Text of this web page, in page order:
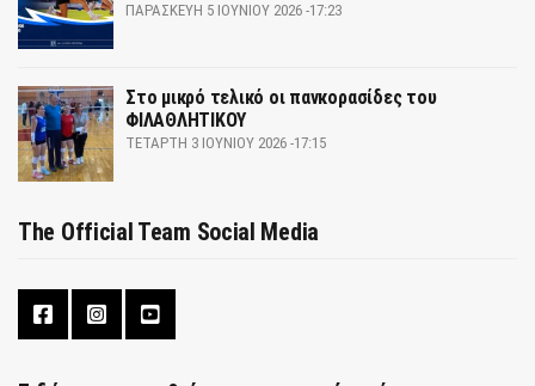
ΠΑΡΑΣΚΕΥΉ 5 ΙΟΥΝΊΟΥ 2026 -17:23
Στο μικρό τελικό οι πανκορασίδες του
ΦΙΛΑΘΛΗΤΙΚΟΥ
ΤΕΤΆΡΤΗ 3 ΙΟΥΝΊΟΥ 2026 -17:15
The Official Team Social Media